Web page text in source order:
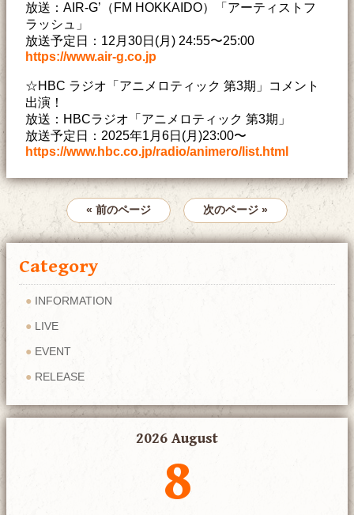
放送：AIR-G’（FM HOKKAIDO）「アーティストフ
ラッシュ」
放送予定日：12月30日(月) 24:55〜25:00
https://www.air-g.co.jp
☆HBC ラジオ「アニメロティック 第3期」コメント
出演！
放送：HBCラジオ「アニメロティック 第3期」
放送予定日：2025年1月6日(月)23:00〜
https://www.hbc.co.jp/radio/animero/list.html
« 前のページ 次のページ »
Category
INFORMATION
LIVE
EVENT
RELEASE
2026 August
8